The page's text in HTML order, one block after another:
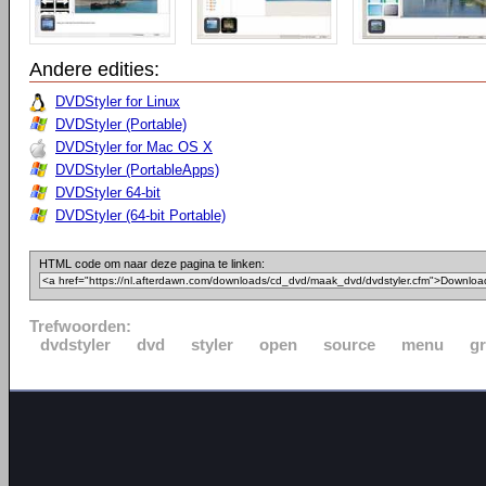
Andere edities:
DVDStyler for Linux
DVDStyler (Portable)
DVDStyler for Mac OS X
DVDStyler (PortableApps)
DVDStyler 64-bit
DVDStyler (64-bit Portable)
HTML code om naar deze pagina te linken:
Trefwoorden:
dvdstyler
dvd styler open source menu